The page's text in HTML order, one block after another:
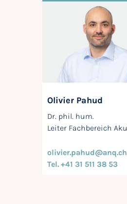
Olivier Pahud
Dr. phil. hum.
Leiter Fachbereich
olivier.pahud@anq.ch
Tel. +41 31 511 38 53